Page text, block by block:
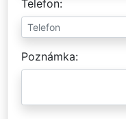
Telefon
Poznámka